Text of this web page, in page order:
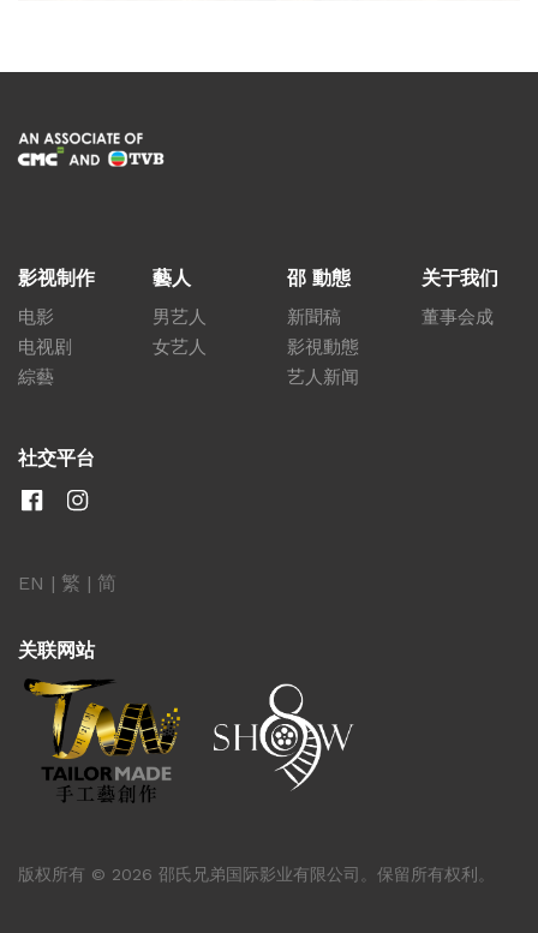
影视制作
电影
电视剧
綜藝
藝人
男艺人
女艺人
邵 動態
新聞稿
影視動態
艺人新闻
关于我们
董事会成
社交平台
EN | 繁 | 简
关联网站
版权所有 © 2026 邵氏兄弟国际影业有限公司。保留所有权利。